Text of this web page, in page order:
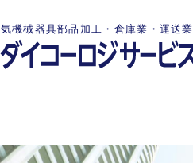
機械器具部品加工・倉庫業・運送業